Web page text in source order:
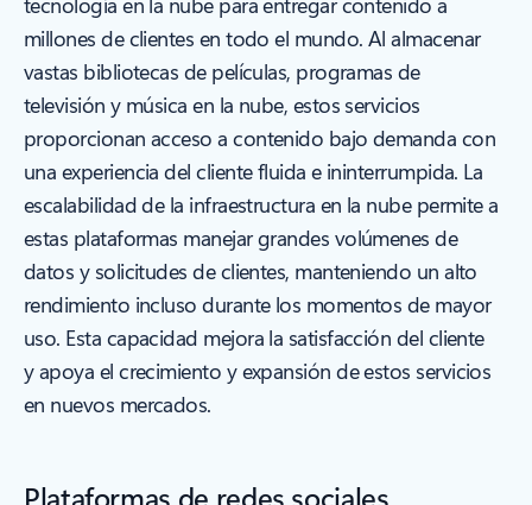
millones de clientes en todo el mundo. Al almacenar
vastas bibliotecas de películas, programas de
televisión y música en la nube, estos servicios
proporcionan acceso a contenido bajo demanda con
una experiencia del cliente fluida e ininterrumpida. La
escalabilidad de la infraestructura en la nube permite a
estas plataformas manejar grandes volúmenes de
datos y solicitudes de clientes, manteniendo un alto
rendimiento incluso durante los momentos de mayor
uso. Esta capacidad mejora la satisfacción del cliente
y apoya el crecimiento y expansión de estos servicios
en nuevos mercados.
Plataformas de redes sociales